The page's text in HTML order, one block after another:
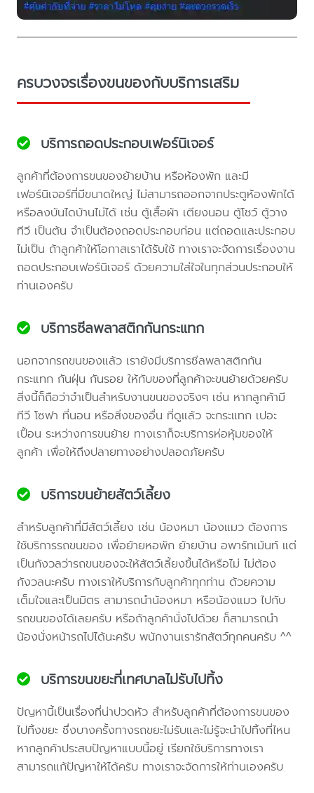
ครบวงจรเรื่องขนของกับบริการเสริม
บริการถอดประกอบเฟอร์นิเจอร์
ลูกค้าที่ต้องการขนของย้ายบ้าน หรือห้องพัก และมี
เฟอร์นิเจอร์ที่มีขนาดใหญ่ ไม่สามารถออกจากประตูห้องพักได้
หรือลงบันไดบ้านไม่ได้ เช่น ตู้เสื้อผ้า เตียงนอน ตู้โชว์ ตู้วาง
ทีวี เป็นต้น จำเป็นต้องถอดประกอบก่อน แต่ถอดและประกอบ
ไม่เป็น ถ้าลูกค้าให้โอกาสเราได้รับใช้ ทางเราจะจัดการเรื่องงาน
ถอดประกอบเฟอร์นิเจอร์ ด้วยความใส่ใจในทุกส่วนประกอบให้
ท่านเองครับ
บริการซีลพลาสติกกันกระแทก
นอกจากรถขนของแล้ว เรายังมีบริการซีลพลาสติกกัน
กระแทก กันฝุ่น กันรอย ให้กับของที่ลูกค้าจะขนย้ายด้วยครับ
สิ่งนี้ก็ถือว่าจำเป็นสำหรับงานขนของจริงๆ เช่น หากลูกค้ามี
ทีวี โซฟา ที่นอน หรือสิ่งของอื่น ที่ดูแล้ว จะกระแทก เปอะ
เปื้อน ระหว่างการขนย้าย ทางเราก็จะบริการห่อหุ้มของให้
ลูกค้า เพื่อให้ถึงปลายทางอย่างปลอดภัยครับ
บริการขนย้ายสัตว์เลี้ยง
สำหรับลูกค้าที่มีสัตว์เลี้ยง เช่น น้องหมา น้องแมว ต้องการ
ใช้บริการรถขนของ เพื่อย้ายหอพัก ย้ายบ้าน อพาร์ทเม้นท์ แต่
เป็นกังวลว่ารถขนของจะให้สัตว์เลี้ยงขึ้นได้หรือไม่ ไม่ต้อง
กังวลนะครับ ทางเราให้บริการกับลูกค้าทุกท่าน ด้วยความ
เต็มใจและเป็นมิตร สามารถนำน้องหมา หรือน้องแมว ไปกับ
รถขนของได้เลยครับ หรือถ้าลูกค้านั่งไปด้วย ก็สามารถนำ
น้องนั่งหน้ารถไปได้นะครับ พนักงานเรารักสัตว์ทุกคนครับ ^^
บริการขนขยะที่เทศบาลไม่รับไปทิ้ง
ปัญหานี้เป็นเรื่องที่น่าปวดหัว สำหรับลูกค้าที่ต้องการขนของ
ไปทิ้งขยะ ซึ่งบางครั้งทางรถขยะไม่รับและไม่รู้จะนำไปทิ้งที่ไหน
หากลูกค้าประสบปัญหาแบบนี้อยู่ เรียกใช้บริการทางเรา
สามารถแก้ปัญหาให้ได้ครับ ทางเราจะจัดการให้ท่านเองครับ